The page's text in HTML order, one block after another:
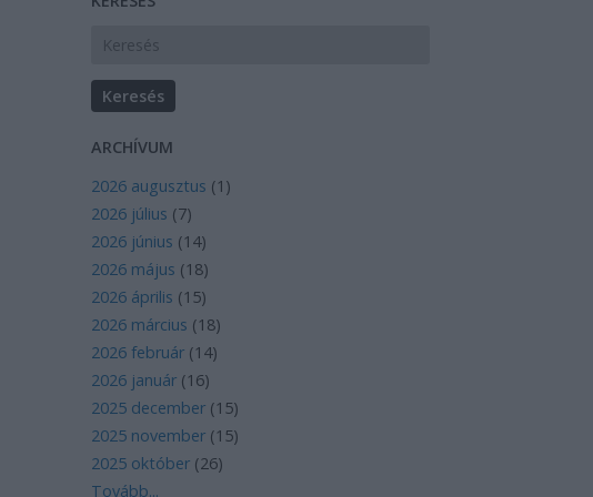
ARCHÍVUM
2026 augusztus (1 )
2026 július (7)
2026 június (14)
2026 május (18)
2026 április (15)
2026 március (18)
2026 február (14)
2026 január (16)
2025 december (15)
2025 november (15)
2025 október (26)
Tovább...